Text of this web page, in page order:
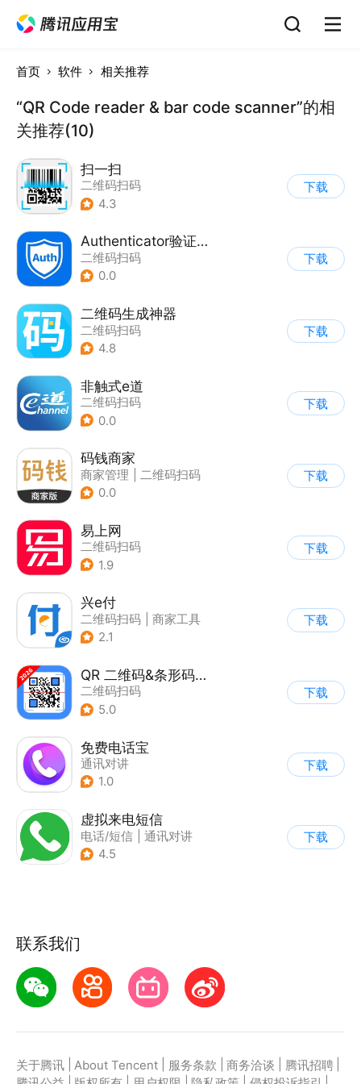
首页 软件 相关推荐
“QR Code reader & bar code scanner”的相
关推荐(10)
扫一扫
二维码扫码
4.3
下载
Authenticator验证码
二维码扫码
0.0
下载
二维码生成神器
二维码扫码
4.8
下载
非触式e道
二维码扫码
0.0
下载
码钱商家
商家管理
二维码扫码
0.0
下载
易上网
二维码扫码
1.9
下载
兴e付
二维码扫码
商家工具
2.1
下载
QR 二维码&条形码扫描仪创建器
二维码扫码
5.0
下载
免费电话宝
通讯对讲
1.0
下载
虚拟来电短信
电话/短信
通讯对讲
4.5
下载
联系我们
关于腾讯 About Tencent 服务条款 商务洽谈 腾讯招聘